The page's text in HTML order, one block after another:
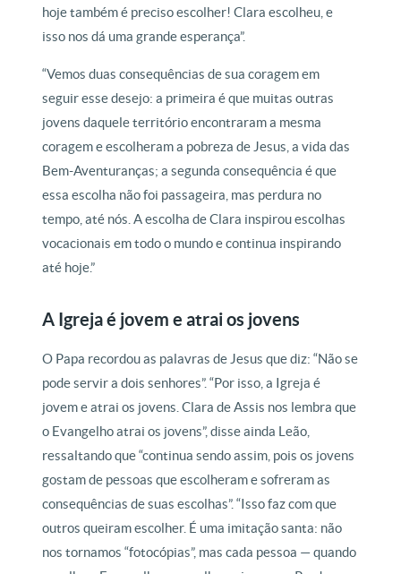
hoje também é preciso escolher! Clara escolheu, e
isso nos dá uma grande esperança”.
“Vemos duas consequências de sua coragem em
seguir esse desejo: a primeira é que muitas outras
jovens daquele território encontraram a mesma
coragem e escolheram a pobreza de Jesus, a vida das
Bem-Aventuranças; a segunda consequência é que
essa escolha não foi passageira, mas perdura no
tempo, até nós. A escolha de Clara inspirou escolhas
vocacionais em todo o mundo e continua inspirando
até hoje.”
A Igreja é jovem e atrai os jovens
O Papa recordou as palavras de Jesus que diz: “Não se
pode servir a dois senhores”. “Por isso, a Igreja é
jovem e atrai os jovens. Clara de Assis nos lembra que
o Evangelho atrai os jovens”, disse ainda Leão,
ressaltando que “continua sendo assim, pois os jovens
gostam de pessoas que escolheram e sofreram as
consequências de suas escolhas”. “Isso faz com que
outros queiram escolher. É uma imitação santa: não
nos tornamos “fotocópias”, mas cada pessoa — quando